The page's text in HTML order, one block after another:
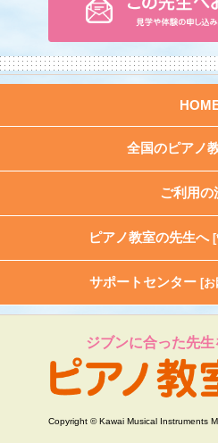
全国のピアノ
ご利用の
ピアノ教室の先生へ
サポートセンター [
ジブンに合った先生
Copyright © Kawai Musical Instruments